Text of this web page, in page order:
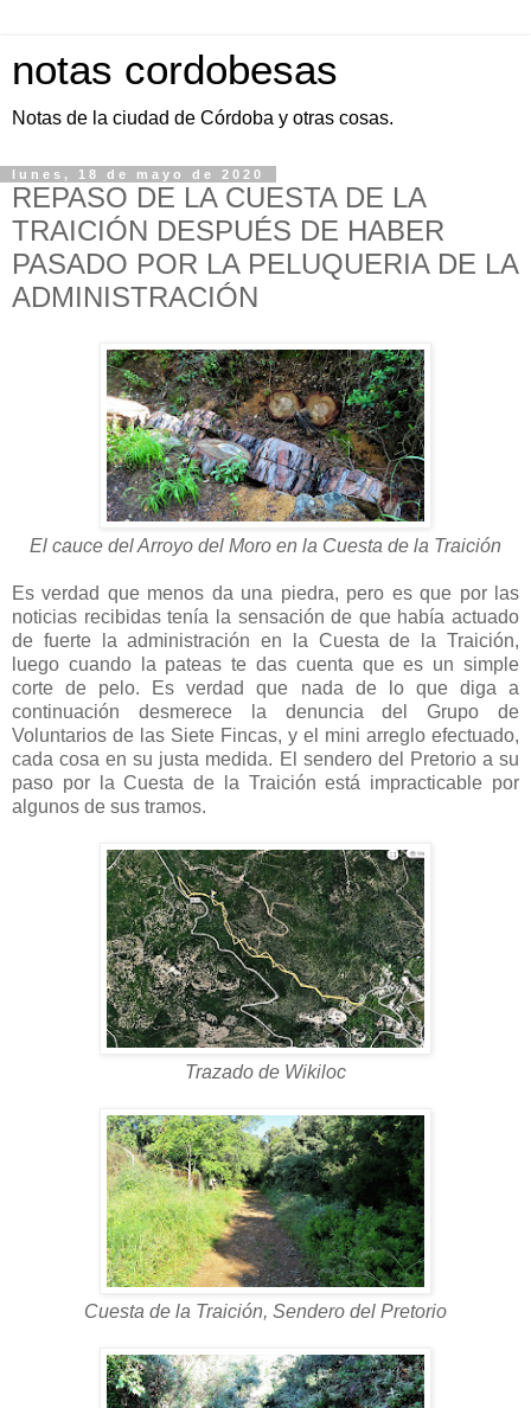
notas cordobesas
Notas de la ciudad de Córdoba y otras cosas.
lunes, 18 de mayo de 2020
REPASO DE LA CUESTA DE LA
TRAICIÓN DESPUÉS DE HABER
PASADO POR LA PELUQUERIA DE LA
ADMINISTRACIÓN
El cauce del Arroyo del Moro en la Cuesta de la Traición
Es verdad que menos da una piedra, pero es que por las
noticias recibidas tenía la sensación de que había actuado
de fuerte la administración en la Cuesta de la Traición,
luego cuando la pateas te das cuenta que es un simple
corte de pelo. Es verdad que nada de lo que diga a
continuación desmerece la denuncia del Grupo de
Voluntarios de las Siete Fincas, y el mini arreglo efectuado,
cada cosa en su justa medida. El sendero del Pretorio a su
paso por la Cuesta de la Traición está impracticable por
algunos de sus tramos.
Trazado de Wikiloc
Cuesta de la Traición, Sendero del Pretorio